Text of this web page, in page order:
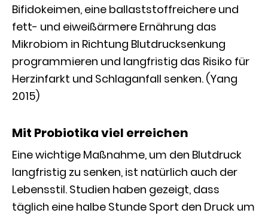
Bifidokeimen, eine ballaststoffreichere und
fett- und eiweißärmere Ernährung das
Mikrobiom in Richtung Blutdrucksenkung
programmieren und langfristig das Risiko für
Herzinfarkt und Schlaganfall senken. (Yang
2015)
Mit Probiotika viel erreichen
Eine wichtige Maßnahme, um den Blutdruck
langfristig zu senken, ist natürlich auch der
Lebensstil. Studien haben gezeigt, dass
täglich eine halbe Stunde Sport den Druck um